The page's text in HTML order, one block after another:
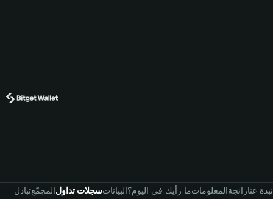
تبادلالمجمّعسجلات تداولالبياناتما رأيك في اليوم؟المعلوماترائجةنبذة عنا